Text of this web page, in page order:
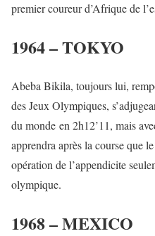
premier coureur d’Afrique de
1964 – TOKYO
Abeba Bikila, toujours lui,
des Jeux Olympiques,
du monde en 2h12’11, mais
apprendra après la course que
opération de l’appendicite
olympique.
1968 – MEXICO